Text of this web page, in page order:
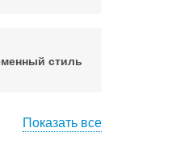
стиль
Показать все